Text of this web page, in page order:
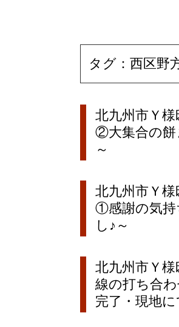
タグ：西区野
北九州市Ｙ
②大集合の餅
～
北九州市Ｙ
①感謝の気持
し♪～
北九州市Ｙ
線の打ち合
完了・現地に